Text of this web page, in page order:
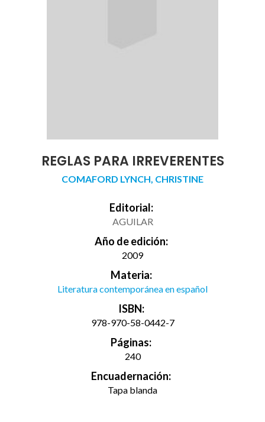
REGLAS PARA IRREVERENTES
COMAFORD LYNCH, CHRISTINE
Editorial:
AGUILAR
Año de edición:
2009
Materia:
Literatura contemporánea en español
ISBN:
978-970-58-0442-7
Páginas:
240
Encuadernación:
Tapa blanda